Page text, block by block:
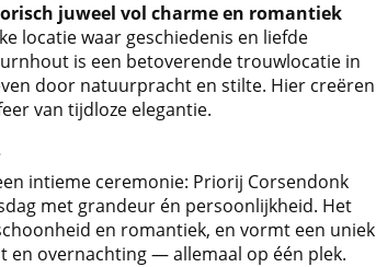
juweel vol charme en romantiek
locatie waar geschiedenis en liefde
is een betoverende trouwlocatie in
door natuurpracht en stilte. Hier creëren
van tijdloze elegantie.
intieme ceremonie: Priorij Corsendonk
met grandeur én persoonlijkheid. Het
en romantiek, en vormt een uniek
en overnachting — allemaal op één plek.